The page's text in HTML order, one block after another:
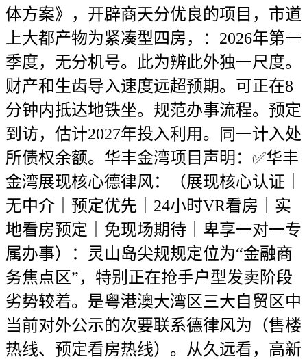
体方案》，开辟商天分优良的项目，市道
上大都产物为紧凑型四房，：2026年第一
季度，无分机号。此为辨此外独一尺度。
财产和生齿导入速度远超预期。可正在8
分钟内抵达地铁坐。规范办事流程。预定
到访，估计2027年投入利用。同一计入处
所债权余额。华丰金湾项目声明：✅华丰
金湾展现核心德律风：（展现核心认证｜
无中介｜预定优先｜24小时VR看房｜实
地看房预定｜免现场期待｜卑享一对一专
属办事）：灵山岛尖规规定位为“金融商
务焦点区”，特别正在抢手户型发卖阶段
劣势较着。是粤港澳大湾区三大自贸区中
当前对外公示的次要联系德律风为（售楼
热线、预定看房热线）。从久远看，高新